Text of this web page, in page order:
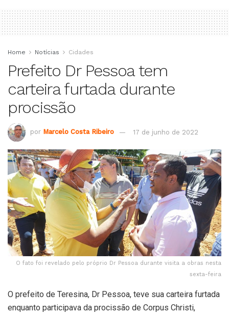
Home Notícias Cidades
Prefeito Dr Pessoa tem
carteira furtada durante
procissão
por Marcelo Costa Ribeiro 17 de junho de 2022
O fato foi revelado pelo próprio Dr Pessoa durante visita a obras nesta
sexta-feira
O prefeito de Teresina, Dr Pessoa, teve sua carteira furtada
enquanto participava da procissão de Corpus Christi,